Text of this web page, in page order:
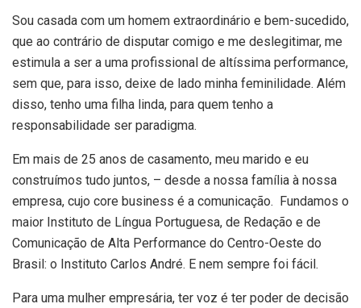
Sou casada com um homem extraordinário e bem-sucedido,
que ao contrário de disputar comigo e me deslegitimar, me
estimula a ser a uma profissional de altíssima performance,
sem que, para isso, deixe de lado minha feminilidade. Além
disso, tenho uma filha linda, para quem tenho a
responsabilidade ser paradigma.
Em mais de 25 anos de casamento, meu marido e eu
construímos tudo juntos, – desde a nossa família à nossa
empresa, cujo core business é a comunicação. Fundamos o
maior Instituto de Língua Portuguesa, de Redação e de
Comunicação de Alta Performance do Centro-Oeste do
Brasil: o Instituto Carlos André. E nem sempre foi fácil.
Para uma mulher empresária, ter voz é ter poder de decisão